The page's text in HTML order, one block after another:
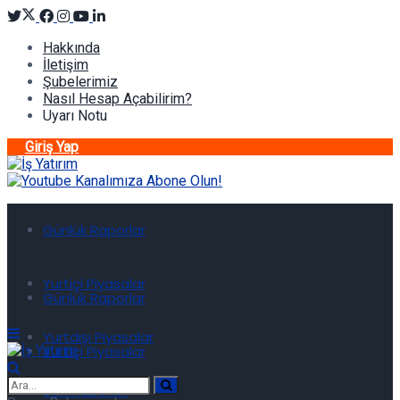
Hakkında
İletişim
Şubelerimiz
Nasıl Hesap Açabilirim?
Uyarı Notu
Giriş Yap
Günlük Raporlar
Yurtiçi Piyasalar
Yurtdışı Piyasalar
Son Haberler
Günlük Raporlar
Yurtiçi Piyasalar